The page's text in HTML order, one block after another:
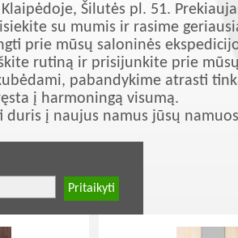
Šilutės pl. 51.
su mumis ir rasime
prie mūsų saloninės
rutiną ir prisijunkite prie
pabandykime atrasti
į harmoningą visumą.
duris į naujus namus jūsų